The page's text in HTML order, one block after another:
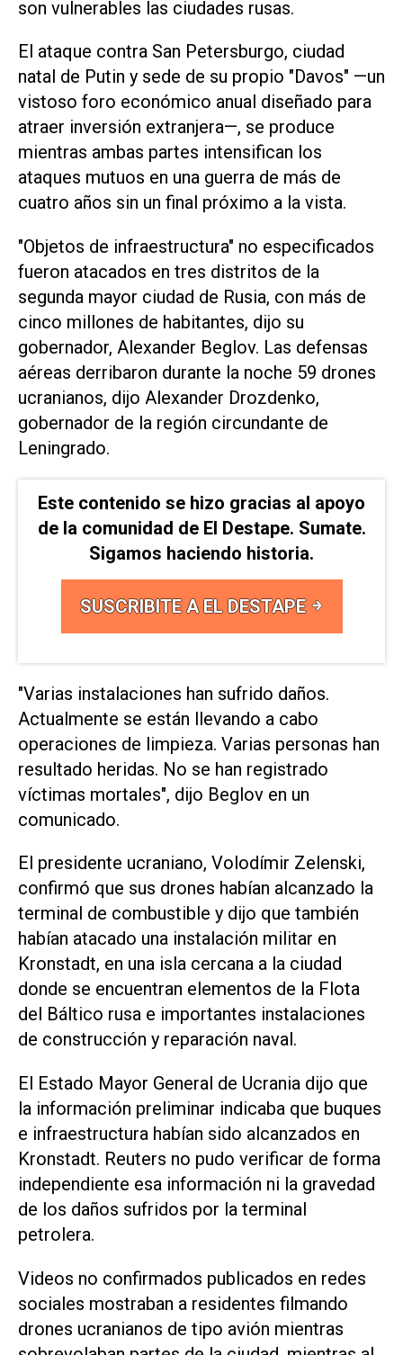
son vulnerables las ciudades rusas.
El ataque contra San Petersburgo, ciudad
natal de Putin y sede de su propio "Davos" —un
vistoso foro económico anual diseñado para
atraer inversión extranjera—, se produce
mientras ambas partes intensifican los
ataques mutuos en una guerra de más de
cuatro años sin un final próximo a la vista.
"Objetos de infraestructura" no especificados
fueron atacados en tres distritos de la
segunda mayor ciudad de Rusia, con más de
cinco millones de habitantes, dijo ​su
gobernador, Alexander Beglov. Las ⁠defensas
aéreas derribaron durante la noche 59 drones
ucranianos, dijo Alexander Drozdenko,
gobernador de la región ‌circundante de
Leningrado.
Este contenido se hizo gracias al apoyo
de la comunidad de El Destape. Sumate.
Sigamos haciendo historia.
SUSCRIBITE A EL DESTAPE
"Varias instalaciones han sufrido daños.
Actualmente se están llevando a cabo
⁠operaciones de limpieza. Varias personas han
resultado heridas. No ⁠se han registrado
víctimas mortales", dijo Beglov en un
comunicado.
El presidente ucraniano, Volodímir Zelenski,
confirmó que sus drones habían alcanzado la
terminal de combustible y dijo que también
habían atacado una instalación militar en
⁠Kronstadt, en una isla cercana a la ciudad
donde se encuentran elementos de la ​Flota
del Báltico rusa e importantes instalaciones
de construcción y reparación naval.
El ‌Estado Mayor General de Ucrania dijo que
la ‌información preliminar indicaba que buques
e infraestructura habían sido alcanzados en
Kronstadt. Reuters no pudo ⁠verificar de forma
independiente esa información ni la gravedad
de los daños sufridos por la terminal
petrolera.
Videos no confirmados publicados en redes
sociales mostraban a residentes filmando
drones ucranianos de tipo avión mientras